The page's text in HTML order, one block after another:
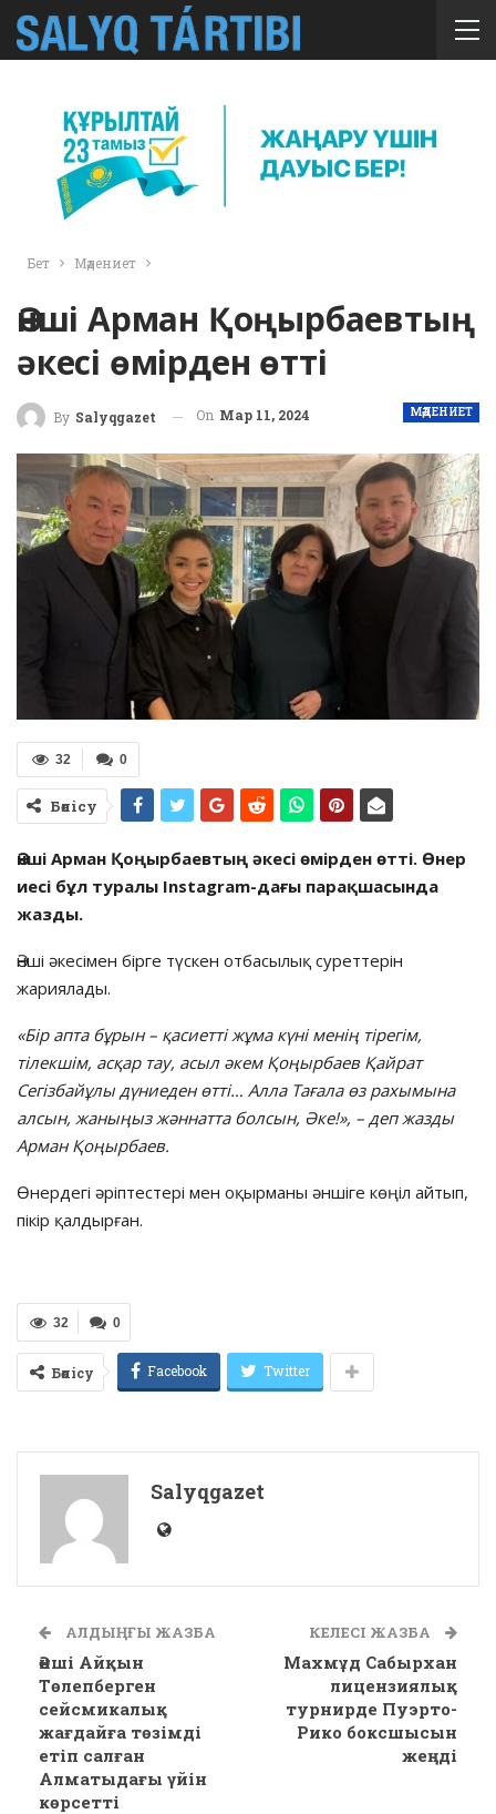
Бет Мәдениет
Әнші Арман Қоңырбаевтың
әкесі өмірден өтті
МӘДЕНИЕТ
By Salyqgazet On Мар 11, 2024
0
32
Бөлісу
Әнші Арман Қоңырбаевтың әкесі өмірден өтті. Өнер
иесі бұл туралы Instagram-дағы парақшасында
жазды.
Әнші әкесімен бірге түскен отбасылық суреттерін
жариялады.
«Бір апта бұрын – қасиетті жұма күні менің тірегім,
тілекшім, асқар тау, асыл әкем Қоңырбаев Қайрат
Сегізбайұлы дүниеден өтті… Алла Тағала өз рахымына
алсын, жаныңыз жәннатта болсын, Әке!», – деп жазды
Арман Қоңырбаев.
Өнердегі әріптестері мен оқырманы әншіге көңіл айтып,
пікір қалдырған.
0
32
Бөлісу Facebook Twitter
Salyqgazet
АЛДЫҢҒЫ ЖАЗБА
Әнші Айқын
Төлепберген
сейсмикалық
жағдайға төзімді
етіп салған
Алматыдағы үйін
көрсетті
КЕЛЕСІ ЖАЗБА
Махмұд Сабырхан
лицензиялық
турнирде Пуэрто-
Рико боксшысын
жеңді